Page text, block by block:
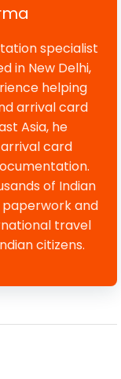
specialist
in New Delhi,
helping
arrival card
Asia, he
card
of Indian
and
travel
citizens.